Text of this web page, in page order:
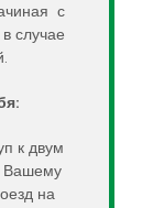
с
случае
к двум
Вашему
на